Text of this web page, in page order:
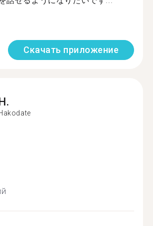
Скачать приложение